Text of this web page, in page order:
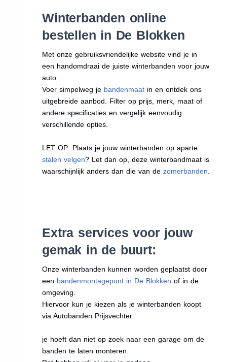
Winterbanden online
bestellen in De Blokken
Met onze gebruiksvriendelijke website vind je in
een handomdraai de juiste winterbanden voor jouw
auto.
Voer simpelweg je bandenmaat in en ontdek ons
uitgebreide aanbod. Filter op prijs, merk, maat of
andere specificaties en vergelijk eenvoudig
verschillende opties.
LET OP: Plaats je jouw winterbanden op aparte
stalen velgen? Let dan op, deze winterbandmaat is
waarschijnlijk anders dan die van dezomerbanden
Extra services voor jouw
gemak in de buurt:
Onze winterbanden kunnen worden geplaatst door
een bandenmontagepunt in De Blokken of in de
omgeving.
Hiervoor kun je kiezen als je winterbanden koopt
via Autobanden Prijsvechter.
je hoeft dan niet op zoek naar een garage om de
banden te laten monteren.